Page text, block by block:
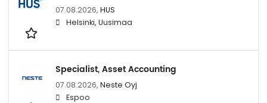
07.08.2026, HUS
Helsinki, Uusimaa
Specialist, Asset Accounting
07.08.2026, Neste Oyj
Espoo